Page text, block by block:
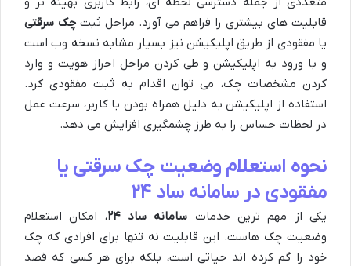
قابلیت های بیشتری را فراهم می آورد. مراحل ثبت چک سرقتی
یا مفقودی از طریق اپلیکیشن نیز بسیار مشابه نسخه وب است
و با ورود به اپلیکیشن و طی کردن مراحل احراز هویت و وارد
کردن مشخصات چک، می توان اقدام به ثبت مفقودی کرد.
استفاده از اپلیکیشن به دلیل همراه بودن با کاربر، سرعت عمل
در لحظات حساس را به طرز چشمگیری افزایش می دهد.
نحوه استعلام وضعیت چک سرقتی یا
مفقودی در سامانه ساد ۲۴
یکی از مهم ترین خدمات سامانه ساد ۲۴
، امکان استعلام
وضعیت چک هاست. این قابلیت نه تنها برای افرادی که چک
خود را گم کرده اند حیاتی است، بلکه برای هر کسی که قصد